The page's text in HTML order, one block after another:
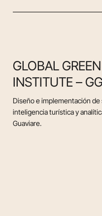
GLOBAL
INSTITUTE –
Diseño e implementación de
inteligencia turística y
Guaviare.